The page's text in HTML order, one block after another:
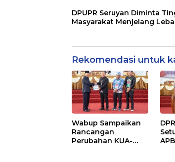
DPUPR Seruyan Diminta
Masyarakat Menjelang
Rekomendasi untuk
Wabup Sampaikan
Rancangan
Perubahan KUA-